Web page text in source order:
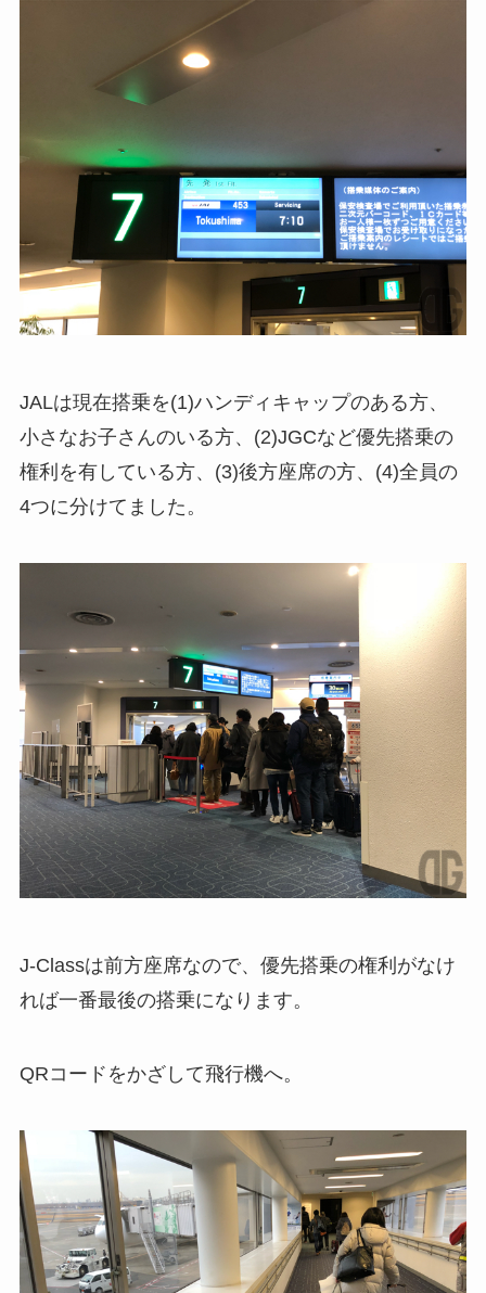
JALは現在搭乗を(1)ハンディキャップのある方、
小さなお子さんのいる方、(2)JGCなど優先搭乗の
権利を有している方、(3)後方座席の方、(4)全員の
4つに分けてました。
J-Classは前方座席なので、優先搭乗の権利がなけ
れば一番最後の搭乗になります。
QRコードをかざして飛行機へ。